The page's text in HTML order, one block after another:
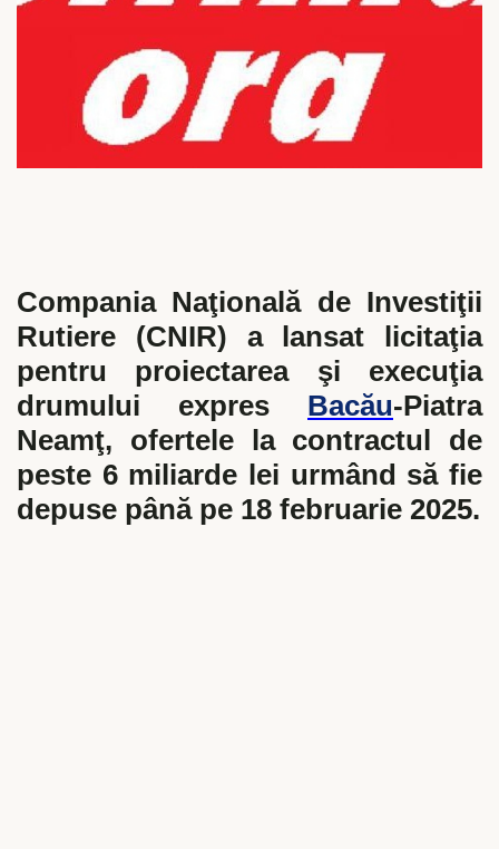
Compania Naţională de Investiţii
Rutiere (CNIR) a lansat licitaţia
pentru proiectarea şi execuţia
drumului expres Bacău-Piatra
Neamţ, ofertele la contractul de
peste 6 miliarde lei urmând să fie
depuse până pe 18 februarie 2025.